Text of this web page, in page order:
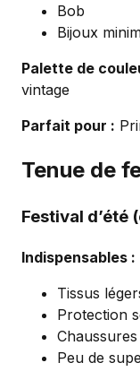
Bob
Bijoux
Palette de
vintage
Parfait pour :
Tenue de
Festival d’été
Indispensables :
Tissus
Protection
Peu de